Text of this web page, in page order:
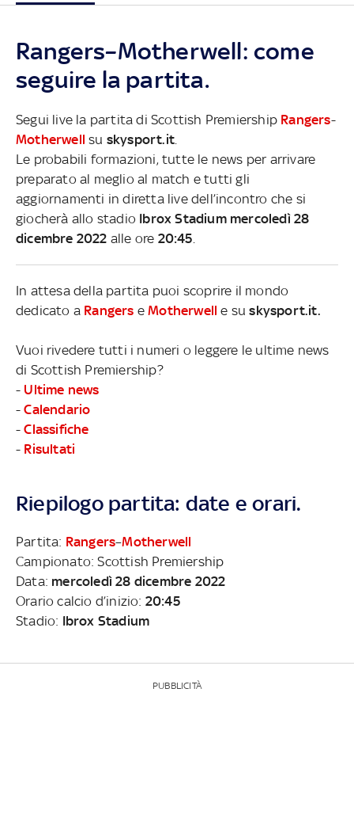
Rangers–Motherwell: come
seguire la partita.
Segui live la partita di Scottish Premiership Rangers-
Motherwell su skysport.it
Le probabili formazioni, tutte le news per arrivare
preparato al meglio al match e tutti gli
aggiornamenti in diretta live dell’incontro che si
giocherà allo stadio Ibrox Stadium mercoledì 28
dicembre 2022 alle ore 20:45
In attesa della partita puoi scoprire il mondo
dedicato a Rangers eMotherwell e suskysport.it.
Vuoi rivedere tutti i numeri o leggere le ultime news
di Scottish Premiership?
- Ultime news
-Calendario
-Classifiche
- Risultati
Riepilogo partita: date e orari.
Partita: Rangers–Motherwell
Campionato: Scottish Premiership
Data: mercoledì 28 dicembre 2022
Orario calcio d’inizio: 20:45
Stadio: Ibrox Stadium
PUBBLICITÀ